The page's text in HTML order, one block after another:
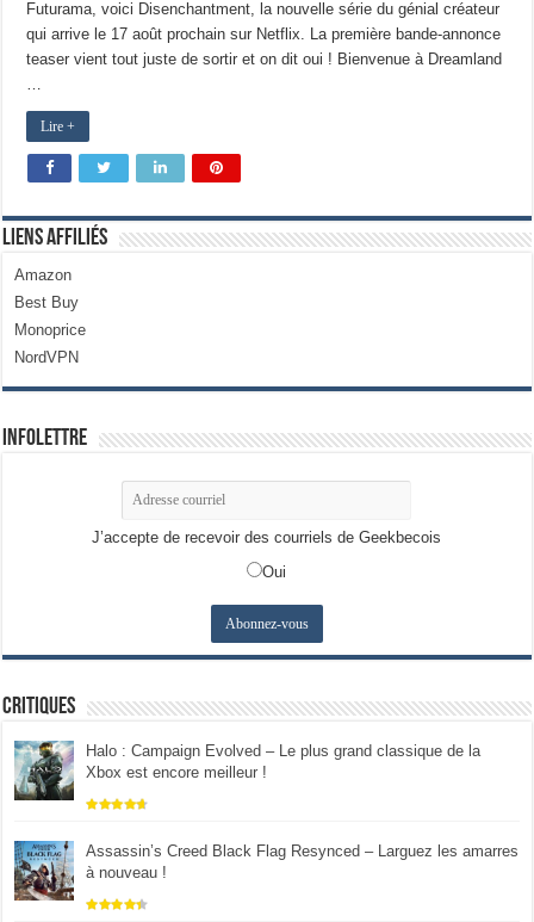
Futurama, voici Disenchantment, la nouvelle série du génial créateur
qui arrive le 17 août prochain sur Netflix. La première bande-annonce
teaser vient tout juste de sortir et on dit oui ! Bienvenue à Dreamland
…
Lire +
Liens Affiliés
Amazon
Best Buy
Monoprice
NordVPN
Infolettre
J’accepte de recevoir des courriels de Geekbecois
Oui
Critiques
Halo : Campaign Evolved – Le plus grand classique de la
Xbox est encore meilleur !
Assassin’s Creed Black Flag Resynced – Larguez les amarres
à nouveau !